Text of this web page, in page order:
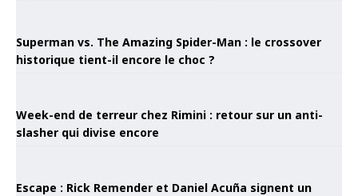
Superman vs. The Amazing Spider-Man : le crossover
historique tient-il encore le choc ?
Week-end de terreur chez Rimini : retour sur un anti-
slasher qui divise encore
Escape : Rick Remender et Daniel Acuña signent un